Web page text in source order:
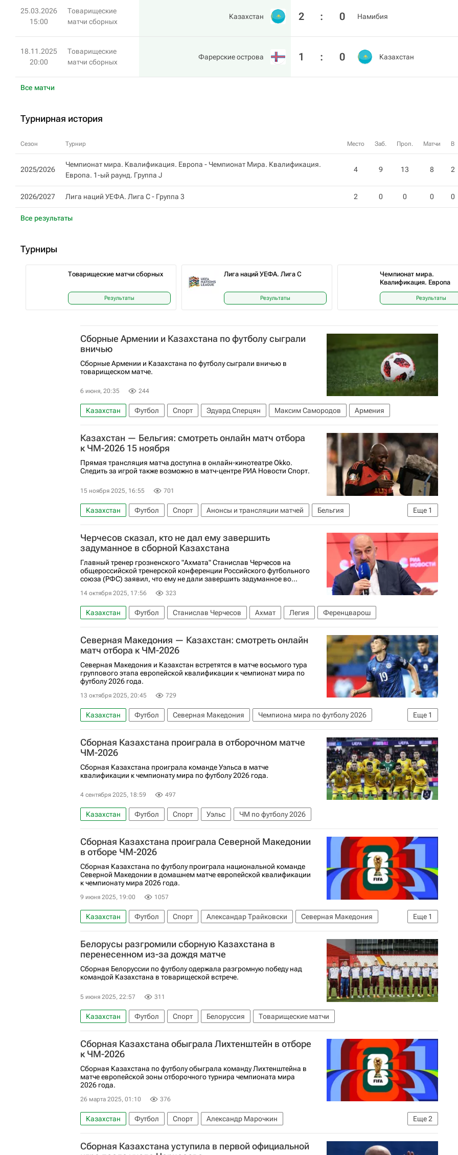
Все матчи
25.03.2026
15:00
Товарищеские
матчи сборных
Казахстан 2 : 0 Намибия
18.11.2025
20:00
Товарищеские
матчи сборных
Фарерские острова 1 : 0 Казахстан
Турнирная история
Сезон Турнир Место Заб. Проп. Матчи В
2025/2026
Чемпионат мира. Квалификация. Европа - Чемпионат Мира. Квалификация.
Европа. 1-ый раунд. Группа J
4 9 13 8 2
2026/2027 Лига наций УЕФА. Лига C - Группа 3 2 0 0 0 0
Все результаты
Турниры
Товарищеские матчи сборных
Результаты
Лига наций УЕФА. Лига C
Результаты
Чемпионат мира.
Квалификация. Европа
Результаты
Сборные Армении и Казахстана по футболу сыграли
вничью
Сборные Армении и Казахстана по футболу сыграли вничью в
товарищеском матче.
6 июня, 20:35 244
Казахстан Футбол Спорт Эдуард Сперцян Максим Самородов Армения
Казахстан — Бельгия: смотреть онлайн матч отбора
к ЧМ-2026 15 ноября
Прямая трансляция матча доступна в онлайн-кинотеатре Okko.
Следить за игрой также возможно в матч-центре РИА Новости Спорт.
15 ноября 2025, 16:55 701
Еще 1
Казахстан Футбол Спорт Анонсы и трансляции матчей
Бельгия
ЧМ по футболу 2026
Черчесов сказал, кто не дал ему завершить
задуманное в сборной Казахстана
Главный тренер грозненского "Ахмата" Станислав Черчесов на
общероссийской тренерской конференции Российского футбольного
союза (РФС) заявил, что ему не дали завершить задуманное во...
14 октября 2025, 17:56 323
Казахстан Футбол Станислав Черчесов Ахмат Легия Ференцварош
Северная Македония — Казахстан: смотреть онлайн
матч отбора к ЧМ-2026
Северная Македония и Казахстан встретятся в матче восьмого тура
группового этапа европейской квалификации к чемпионат мира по
футболу 2026 года.
13 октября 2025, 20:45 729
Еще 1
Казахстан Футбол Северная Македония
Чемпиона мира по футболу 2026
Анонсы и трансляции матчей
Сборная Казахстана проиграла в отборочном матче
ЧМ-2026
Сборная Казахстана проиграла команде Уэльса в матче
квалификации к чемпионату мира по футболу 2026 года.
4 сентября 2025, 18:59 497
Казахстан Футбол Спорт Уэльс ЧМ по футболу 2026
Сборная Казахстана проиграла Северной Македонии
в отборе ЧМ-2026
Сборная Казахстана по футболу проиграла национальной команде
Северной Македонии в домашнем матче европейской квалификации
к чемпионату мира 2026 года.
9 июня 2025, 19:00 1057
Еще 1
Казахстан Футбол Спорт Александар Трайковски
Северная Македония
ЧМ по футболу 2026
Белорусы разгромили сборную Казахстана в
перенесенном из-за дождя матче
Сборная Белоруссии по футболу одержала разгромную победу над
командой Казахстана в товарищеской встрече.
5 июня 2025, 22:57 311
Казахстан Футбол Спорт Белоруссия Товарищеские матчи
Сборная Казахстана обыграла Лихтенштейн в отборе
к ЧМ-2026
Сборная Казахстана по футболу обыграла команду Лихтенштейна в
матче европейской зоны отборочного турнира чемпионата мира
2026 года.
26 марта 2025, 01:10 376
Еще2
Казахстан Футбол Спорт
Александр Марочкин
Международная федерация футбола (ФИФА)
Лихтенштейн
Сборная Казахстана уступила в первой официальной